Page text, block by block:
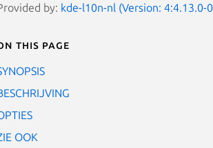
by: kde-l10n-nl (Version: 4:4.13.0-
this page
OOK